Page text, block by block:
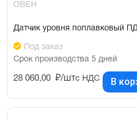
ОВЕН
Датчик уровня поплавковый
Под заказ
Срок производства 5 дней
28 060,00 ₽/штс НДС В